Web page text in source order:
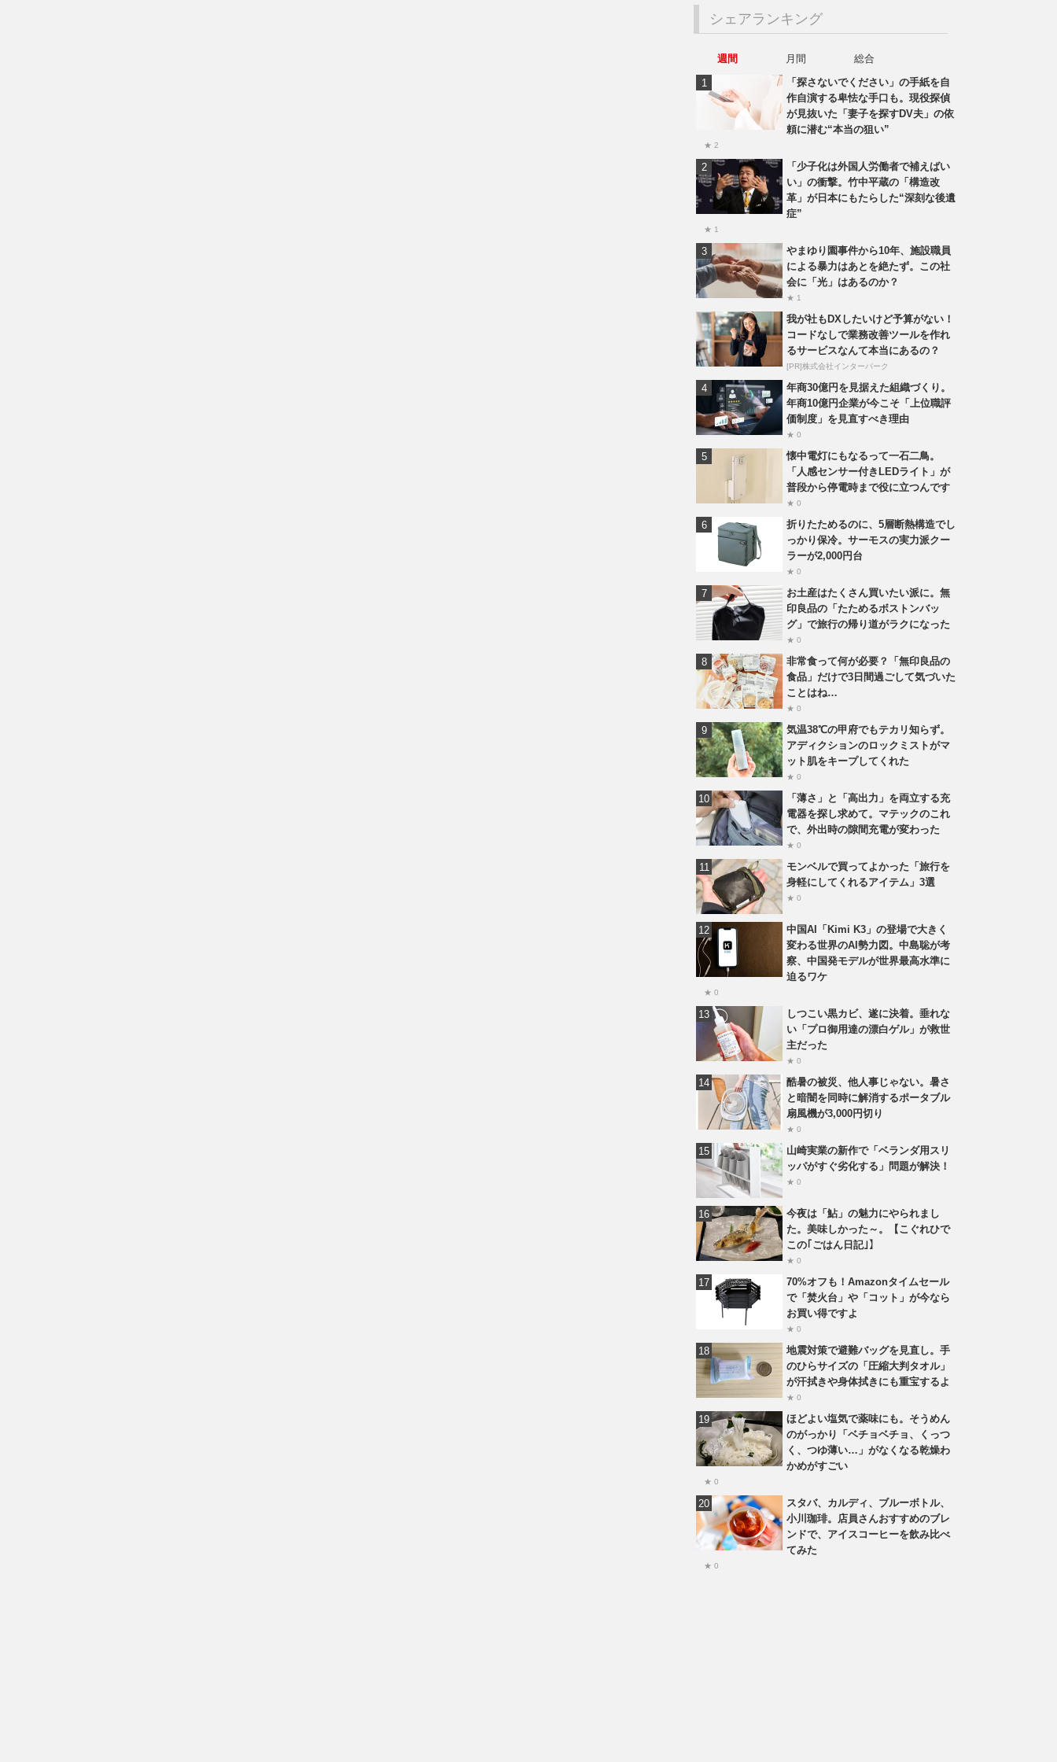
シェアランキング
週間 月間
総合
「探さないでください」の手紙を自
作自演する卑怯な手口も。現役探偵
が見抜いた「妻子を探すDV夫」の依
頼に潜む“本当の狙い”
★ 2
「少子化は外国人労働者で補えばい
い」の衝撃。竹中平蔵の「構造改
革」が日本にもたらした“深刻な後遺
症”
★ 1
やまゆり園事件から10年、施設職員
による暴力はあとを絶たず。この社
会に「光」はあるのか？
★ 1
我が社もDXしたいけど予算がない！
コードなしで業務改善ツールを作れ
るサービスなんて本当にあるの？
[PR]株式会社インターパーク
年商30億円を見据えた組織づくり。
年商10億円企業が今こそ「上位職評
価制度」を見直すべき理由
★ 0
懐中電灯にもなるって一石二鳥。
「人感センサー付きLEDライト」が
普段から停電時まで役に立つんです
★ 0
折りたためるのに、5層断熱構造でし
っかり保冷。サーモスの実力派クー
ラーが2,000円台
★ 0
お土産はたくさん買いたい派に。無
印良品の「たためるボストンバッ
グ」で旅行の帰り道がラクになった
★ 0
非常食って何が必要？「無印良品の
食品」だけで3日間過ごして気づいた
ことはね…
★ 0
気温38℃の甲府でもテカリ知らず。
アディクションのロックミストがマ
ット肌をキープしてくれた
★ 0
「薄さ」と「高出力」を両立する充
電器を探し求めて。マテックのこれ
で、外出時の隙間充電が変わった
★ 0
モンベルで買ってよかった「旅行を
身軽にしてくれるアイテム」3選
★ 0
中国AI「Kimi K3」の登場で大きく
変わる世界のAI勢力図。中島聡が考
察、中国発モデルが世界最高水準に
迫るワケ
★ 0
しつこい黒カビ、遂に決着。垂れな
い「プロ御用達の漂白ゲル」が救世
主だった
★ 0
酷暑の被災、他人事じゃない。暑さ
と暗闇を同時に解消するポータブル
扇風機が3,000円切り
★ 0
山崎実業の新作で「ベランダ用スリ
ッパがすぐ劣化する」問題が解決！
★ 0
今夜は「鮎」の魅力にやられまし
た。美味しかった～。【こぐれひで
この｢ごはん日記｣】
★ 0
70%オフも！Amazonタイムセール
で「焚火台」や「コット」が今なら
お買い得ですよ
★ 0
地震対策で避難バッグを見直し。手
のひらサイズの「圧縮大判タオル」
が汗拭きや身体拭きにも重宝するよ
★ 0
ほどよい塩気で薬味にも。そうめん
のがっかり「ベチョベチョ、くっつ
く、つゆ薄い…」がなくなる乾燥わ
かめがすごい
★ 0
スタバ、カルディ、ブルーボトル、
小川珈琲。店員さんおすすめのブレ
ンドで、アイスコーヒーを飲み比べ
てみた
★ 0